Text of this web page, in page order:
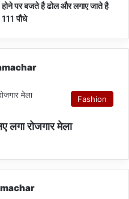
होने पर बजते है ढोल और लगाए जाते है
111 पौधे
Fashion
रोजगार मेला